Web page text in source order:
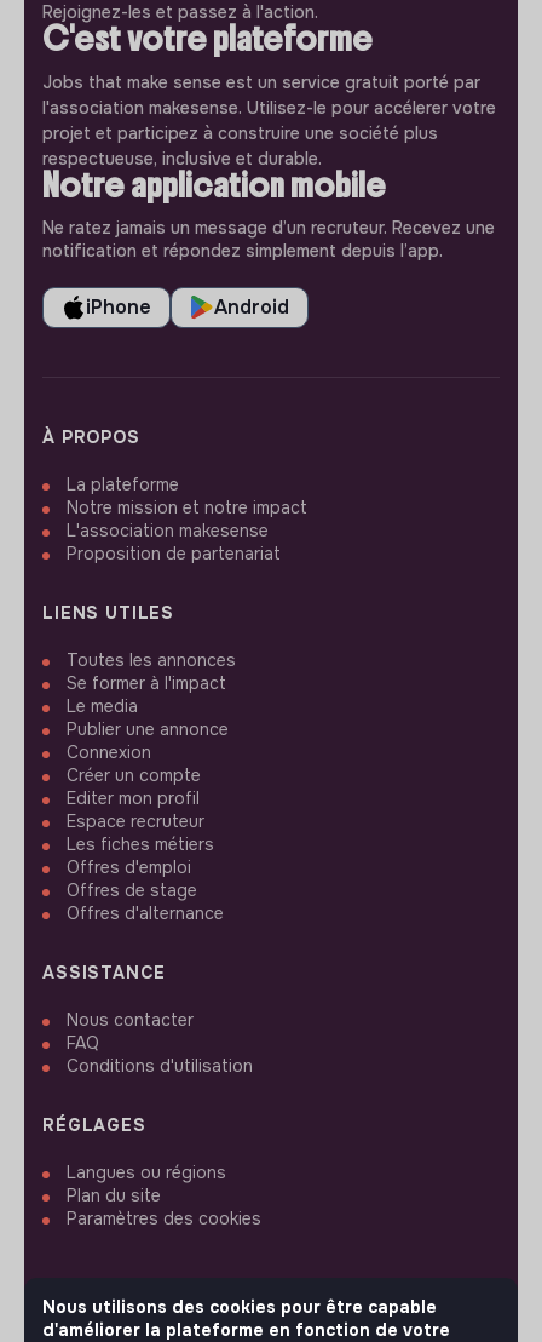
Rejoignez-les et passez à l'action.
C'est votre plateforme
Jobs that make sense est un service gratuit porté par
l'association makesense. Utilisez-le pour accélerer votre
projet et participez à construire une société plus
respectueuse, inclusive et durable.
Notre application mobile
Ne ratez jamais un message d’un recruteur. Recevez une
notification et répondez simplement depuis l’app.
iPhone Android
À PROPOS
La plateforme
Notre mission et notre impact
L'association makesense
Proposition de partenariat
LIENS UTILES
Toutes les annonces
Se former à l'impact
Le media
Publier une annonce
Connexion
Créer un compte
Editer mon profil
Espace recruteur
Les fiches métiers
Offres d'emploi
Offres de stage
Offres d'alternance
ASSISTANCE
Nous contacter
FAQ
Conditions d'utilisation
RÉGLAGES
Langues ou régions
Plan du site
Paramètres des cookies
Nous utilisons des cookies pour être capable
d'améliorer la plateforme en fonction de votre